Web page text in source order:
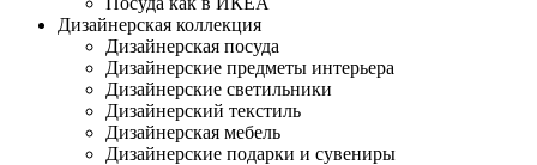
Дизайнерская коллекция
Дизайнерская посуда
Дизайнерские предметы интерьера
Дизайнерские светильники
Дизайнерский текстиль
Дизайнерская мебель
Дизайнерские подарки и сувениры